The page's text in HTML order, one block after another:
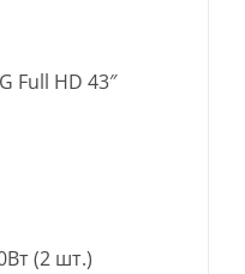
Full HD 43″
(2 шт.)